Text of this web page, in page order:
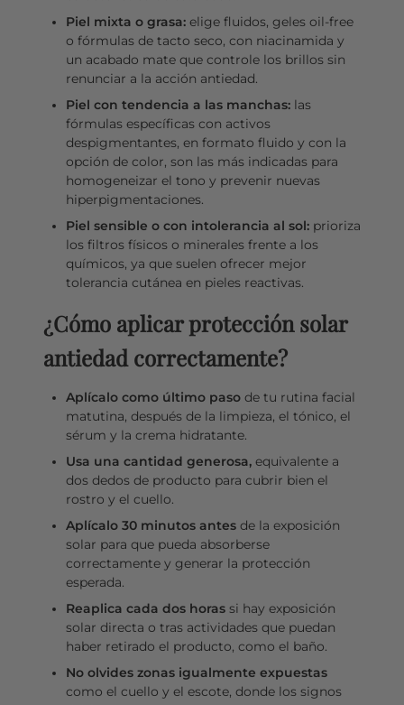
Piel mixta o grasa:elige fluidos, geles oil-free
o fórmulas de tacto seco, con niacinamida y
un acabado mate que controle los brillos sin
renunciar a la acción antiedad.
Piel con tendencia a las manchas:las
fórmulas específicas con activos
despigmentantes, en formato fluido y con la
opción de color, son las más indicadas para
homogeneizar el tono y prevenir nuevas
hiperpigmentaciones.
Piel sensible o con intolerancia al sol:prioriza
los filtros físicos o minerales frente a los
químicos, ya que suelen ofrecer mejor
tolerancia cutánea en pieles reactivas.
¿Cómo aplicar protección solar
antiedad correctamente?
Aplícalo como último pasode tu rutina facial
matutina, después de la limpieza, el tónico, el
sérum y la crema hidratante.
Usa una cantidad generosa,equivalente a
dos dedos de producto para cubrir bien el
rostro y el cuello.
Aplícalo 30 minutos antesde la exposición
solar para que pueda absorberse
correctamente y generar la protección
esperada.
Reaplica cada dos horassi hay exposición
solar directa o tras actividades que puedan
haber retirado el producto, como el baño.
No olvides zonas igualmente expuestas
como el cuello y el escote, donde los signos